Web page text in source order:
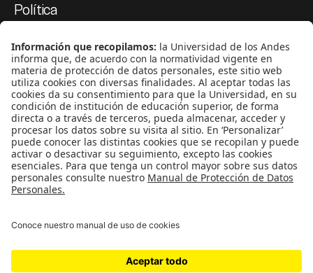
Política
Medio ambiente
Medios y periodismo
Ciudad
Movilización social
¿Quiénes somos?
Podcasts
Ediciones especiales